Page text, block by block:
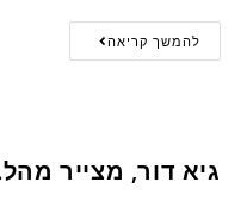
להמשך קריאה
גיא דור, מצייר